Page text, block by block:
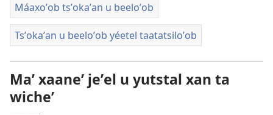
Máaxoʼob tsʼokaʼan u beeloʼob
Tsʼokaʼan u beeloʼob yéetel taatatsiloʼob
Maʼ xaaneʼ jeʼel u yutstal xan ta
wicheʼ